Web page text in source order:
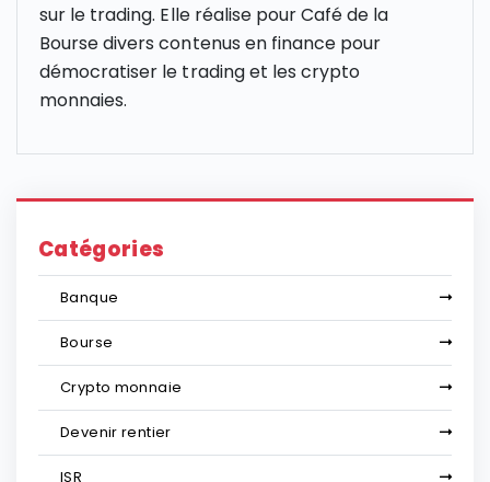
sur le trading. Elle réalise pour Café de la
Bourse divers contenus en finance pour
démocratiser le trading et les crypto
monnaies.
Catégories
Banque
Bourse
Crypto monnaie
Devenir rentier
ISR